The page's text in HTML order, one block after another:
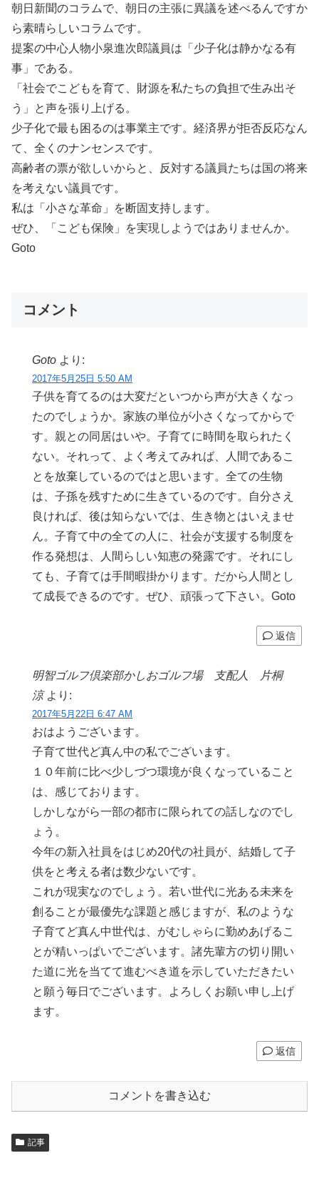
朝日新聞のコラムで、朝日の主張に異議を述べるんですか
ら素晴らしいコラムです。
提案の中心人物小泉進次郎議員は「少子化は静かなる有
事」である。
「社会でこどもを育て、財源を私たちの負担で生み出そ
う」と声を張り上げる。
少子化で最も困るのは事業主です。経済界が拒否反応なん
て、全くのナンセンスです。
高齢者の票が欲しいからと、反対する議員たちは国の将来
を考えない議員です。
私は「小さな革命」を断固支持します。
ぜひ、「こども保険」を実現しようではありませんか。
Goto
コメント
Goto より:
2017年5月25日 5:50 AM
子供を育てるのは大変だといつから声が大きくなっ
たのでしょうか。家族の単位が小さくなってからで
す。親との同居はいや。子育てに時間を取られたく
ない。それって、よく考えてみれば、人間であるこ
とを放棄しているのではと思います。全ての生物
は、子孫を残すために生きているのです。自分さえ
良ければ、後は知らないでは、生き物とはいえませ
ん。子育て中の全ての人に、社会が支援する制度を
作る発想は、人間らしい知恵の発露です。それにし
ても、子育ては手間暇掛かります。だから人間とし
て成長できるのです。ぜひ、頑張って下さい。Goto
返信
明智ゴルフ倶楽部かしおゴルフ場 支配人 片桐
涼 より:
2017年5月22日 6:47 AM
おはようございます。
子育て世代ど真ん中の私でございます。
１０年前に比べ少しづつ環境が良くなっていること
は、感じております。
しかしながら一部の都市に限られての話しなのでし
ょう。
今年の新入社員をはじめ20代の社員が、結婚して子
供をと考える者は数少ないです。
これが現実なのでしょう。若い世代に光ある未来を
創ることが最優先な課題と感じますが、私のような
子育てど真ん中世代は、がむしゃらに勤めあげるこ
とが精いっぱいでございます。諸先輩方の切り開い
た道に光を当てて進むべき道を示していただきたい
と願う毎日でございます。よろしくお願い申し上げ
ます。
返信
コメントを書き込む
記事